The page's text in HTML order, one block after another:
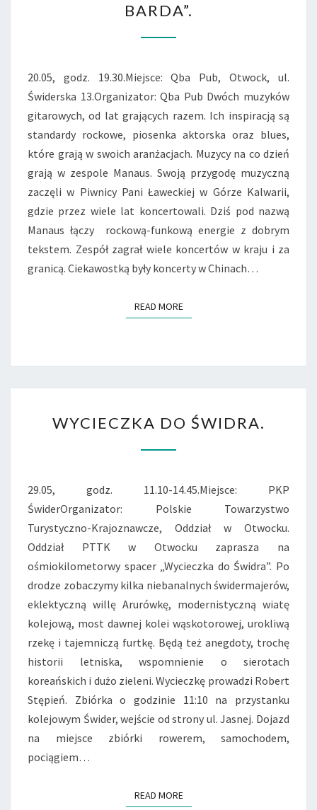
„ZGON
BARDA”.
BARDA”.
20.05, godz. 19.30.Miejsce: Qba Pub, Otwock, ul.
Świderska 13.Organizator: Qba Pub Dwóch muzyków
gitarowych, od lat grających razem. Ich inspiracją są
standardy rockowe, piosenka aktorska oraz blues,
które grają w swoich aranżacjach. Muzycy na co dzień
grają w zespole Manaus. Swoją przygodę muzyczną
zaczęli w Piwnicy Pani Ławeckiej w Górze Kalwarii,
gdzie przez wiele lat koncertowali. Dziś pod nazwą
Manaus łączy rockową-funkową energie z dobrym
tekstem. Zespół zagrał wiele koncertów w kraju i za
granicą. Ciekawostką były koncerty w Chinach…
READ MOREREAD MORE
DO
ŚWIDRA.
WYCIECZKA DO ŚWIDRA.
29.05, godz. 11.10-14.45.Miejsce: PKP
ŚwiderOrganizator: Polskie Towarzystwo
Turystyczno-Krajoznawcze, Oddział w Otwocku.
Oddział PTTK w Otwocku zaprasza na
ośmiokilometorwy spacer „Wycieczka do Świdra”. Po
drodze zobaczymy kilka niebanalnych świdermajerów,
eklektyczną willę Arurówkę, modernistyczną wiatę
kolejową, most dawnej kolei wąskotorowej, urokliwą
rzekę i tajemniczą furtkę. Będą też anegdoty, trochę
historii letniska, wspomnienie o sierotach
koreańskich i dużo zieleni. Wycieczkę prowadzi Robert
Stępień. Zbiórka o godzinie 11:10 na przystanku
kolejowym Świder, wejście od strony ul. Jasnej. Dojazd
na miejsce zbiórki rowerem, samochodem,
pociągiem…
READ MOREREAD MORE